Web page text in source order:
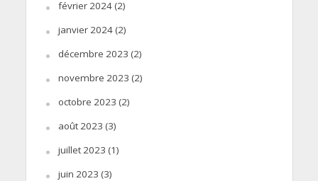
février 2024(2)
janvier 2024(2)
décembre 2023 (2)
novembre 2023 (2)
octobre 2023 (2)
août 2023 (3)
juillet 2023 (1)
juin 2023 (3)